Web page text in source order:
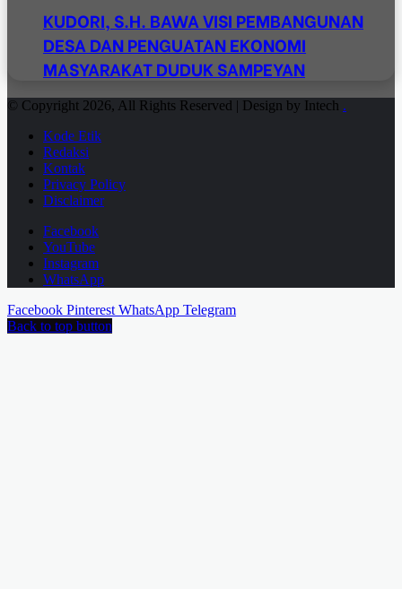
KUDORI, S.H. BAWA VISI PEMBANGUNAN
DESA DAN PENGUATAN EKONOMI
MASYARAKAT DUDUK SAMPEYAN
© Copyright 2026, All Rights Reserved | Design by Intech .
Kode Etik
Redaksi
Kontak
Privacy Policy
Disclaimer
Facebook
YouTube
Instagram
WhatsApp
Facebook Pinterest WhatsApp Telegram
Back to top button